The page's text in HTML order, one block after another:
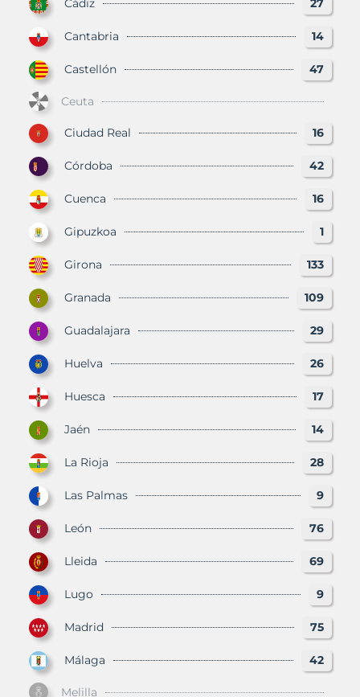
Cádiz 27
Cantabria 14
Castellón 47
Ceuta
Ciudad Real 16
Córdoba 42
Cuenca 16
Gipuzkoa 1
Girona 133
Granada 109
Guadalajara 29
Huelva 26
Huesca 17
Jaén 14
La Rioja 28
Las Palmas 9
León 76
Lleida 69
Lugo 9
Madrid 75
Málaga 42
Melilla